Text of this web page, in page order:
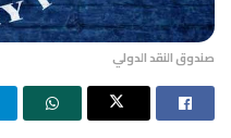
صندوق النقد الدولي